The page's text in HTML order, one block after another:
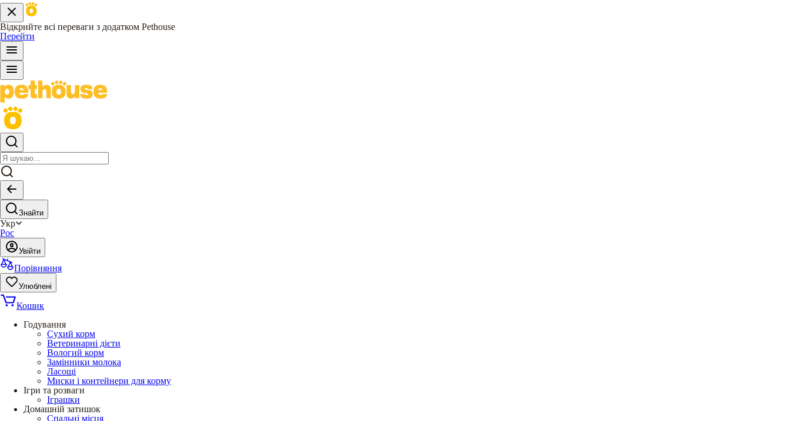
Відкрийте всі переваги з додатком Pethouse
Перейти
Знайти
Укр
Рос
Увійти
Порівняння
Улюблені
Кошик
Годування
Сухий корм
Ветеринарні дієти
Вологий корм
Замінники молока
Ласощі
Миски і контейнери для корму
Ігри та розваги
Іграшки
Домашній затишок
Спальні місця